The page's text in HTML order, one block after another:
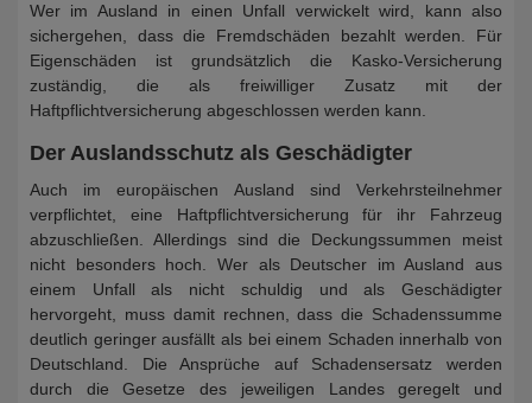
Wer im Ausland in einen Unfall verwickelt wird, kann also
sichergehen, dass die Fremdschäden bezahlt werden. Für
Eigenschäden ist grundsätzlich die Kasko-Versicherung
zuständig, die als freiwilliger Zusatz mit der
Haftpflichtversicherung abgeschlossen werden kann.
Der Auslandsschutz als Geschädigter
Auch im europäischen Ausland sind Verkehrsteilnehmer
verpflichtet, eine Haftpflichtversicherung für ihr Fahrzeug
abzuschließen. Allerdings sind die Deckungssummen meist
nicht besonders hoch. Wer als Deutscher im Ausland aus
einem Unfall als nicht schuldig und als Geschädigter
hervorgeht, muss damit rechnen, dass die Schadenssumme
deutlich geringer ausfällt als bei einem Schaden innerhalb von
Deutschland. Die Ansprüche auf Schadensersatz werden
durch die Gesetze des jeweiligen Landes geregelt und